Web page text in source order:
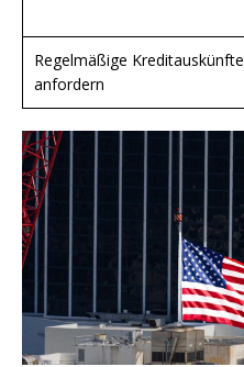
Regelmäßige Kreditauskünfte
anfordern